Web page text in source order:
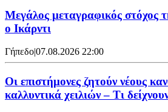
Μεγάλος μεταγραφικός στόχος
ο Ικάρντι
Γήπεδο|07.08.2026 22:00
Οι επιστήμονες ζητούν νέους
καλλυντικά χειλιών – Τι